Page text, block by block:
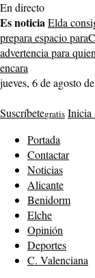
Saltar
al
contenido
En directo
Es noticiaElda
prepara espacio para
advertencia para
encara
jueves, 6 de agosto
Suscríbetegratis Inicia
Portada
Contactar
Noticias
Alicante
Benidorm
Elche
Opinión
Deportes
C. Valenciana